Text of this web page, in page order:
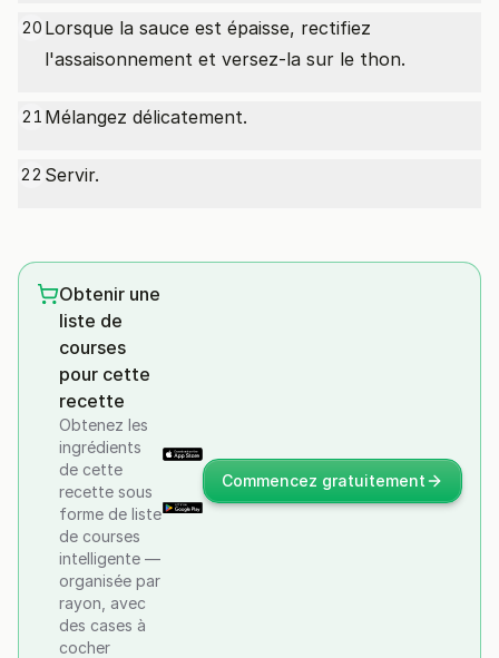
20 Lorsque la sauce est épaisse, rectifiez
l'assaisonnement et versez-la sur le thon.
21 Mélangez délicatement.
22 Servir.
Obtenir une
liste de
courses
pour cette
recette
Obtenez les
ingrédients
de cette
recette sous
forme de liste
de courses
intelligente —
organisée par
rayon, avec
des cases à
cocher
Commencez gratuitement